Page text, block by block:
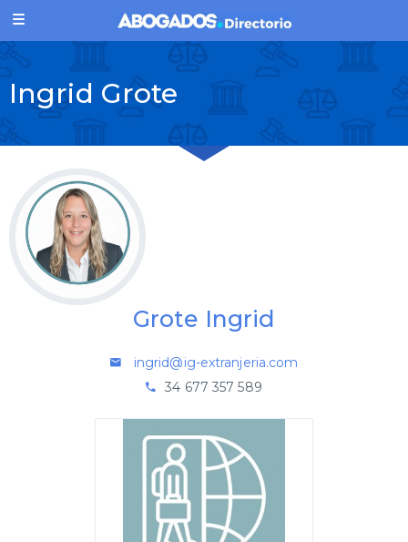
Ingrid Grote
Grote Ingrid
ingrid@ig-extranjeria.com
34 677 357 589